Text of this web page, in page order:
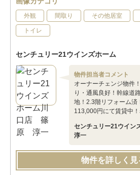
外観 間取り その他居室
トイレ
センチュリー21ウインズホーム
物件担当者コメント
オーナーチェンジ物件
り・通風良好！幹線道
地！2.3階リフォーム
113,000円にて賃貸中
センチュリー21ウイ
淳一
物件を詳しく見